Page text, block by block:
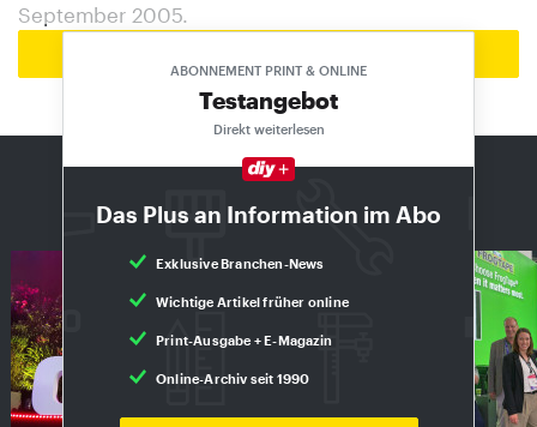
Das Plus an Information im Abo
Exklusive Branchen-News
Wichtige Artikel früher online
Print-Ausgabe + E-Magazin
Online-Archiv seit 1990
ABONNEMENT PRINT & ONLINE
Testangebot
Direkt weiterlesen
September 2005.
DIE AKTUELLE AUSGABE: 8/2026
Exklusiv für Abonnenten